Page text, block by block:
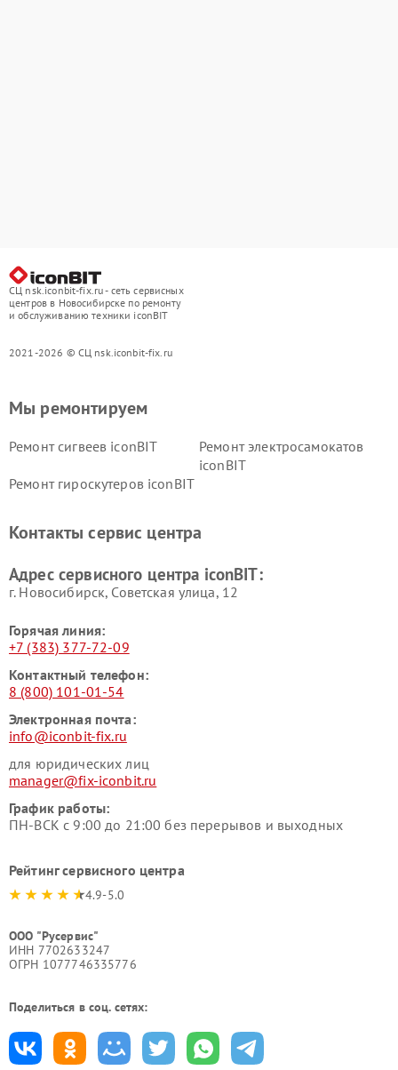
СЦ nsk.iconbit-fix.ru - сеть сервисных
центров в Новосибирске по ремонту
и обслуживанию техники iconBIT
2021-2026 © СЦ nsk.iconbit-fix.ru
Мы ремонтируем
Ремонт сигвеев iconBIT
Ремонт электросамокатов
iconBIT
Ремонт гироскутеров iconBIT
Контакты сервис центра
Адрес сервисного центра iconBIT:
г. Новосибирск, Советская улица, 12
Горячая линия:
+7 (383) 377-72-09
Контактный телефон:
8 (800) 101-01-54
Электронная почта:
info@iconbit-fix.ru
для юридических лиц
manager@fix-iconbit.ru
График работы:
ПН-ВСК с 9:00 до 21:00 без перерывов и выходных
Рейтинг сервисного центра
4.9-5.0
ООО "Русервис"
ИНН 7702633247
ОГРН 1077746335776
Поделиться в соц. сетях: